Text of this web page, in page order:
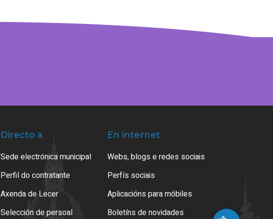
Directo a
Sede electrónica municipal
Perfil do contratante
Axenda de Lecer
Selección de persoal
En internet
Webs, blogs e redes sociais
Perfís sociais
Aplicacións para móbiles
Boletíns de novidades